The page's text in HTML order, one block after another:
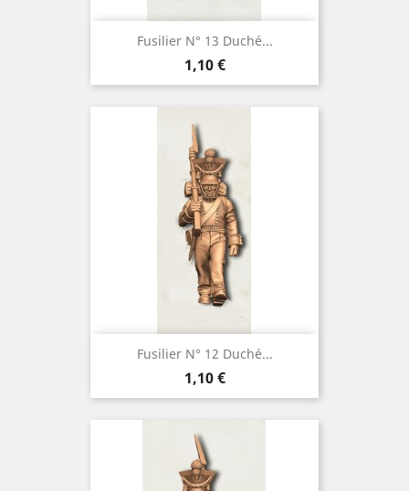
Fusilier N° 13 Duché...
Prix
1,10 €
Fusilier N° 12 Duché...
Prix
1,10 €